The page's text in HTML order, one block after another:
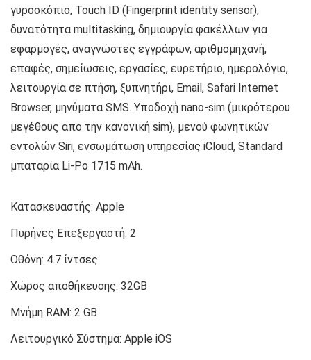
γυροσκόπιο, Touch ID (Fingerprint identity sensor),
δυνατότητα multitasking, δημιουργία φακέλλων για
εφαρμογές, αναγνώστες εγγράφων, αριθμομηχανή,
επαφές, σημείωσεις, εργασίες, ευρετήριο, ημερολόγιο,
λειτουργία σε πτήση, ξυπνητήρι, Email, Safari Internet
Browser, μηνύματα SMS. Υποδοχή nano-sim (μικρότερου
μεγέθους απο την κανονική sim), μενού φωνητικών
εντολών Siri, ενσωμάτωση υπηρεσίας iCloud, Standard
μπαταρία Li-Po 1715 mAh.
Κατασκευαστής: Apple
Πυρήνες Επεξεργαστή: 2
Οθόνη: 4.7 ίντσες
Χώρος αποθήκευσης: 32GB
Μνήμη RAM: 2 GB
Λειτουργικό Σύστημα: Apple iOS